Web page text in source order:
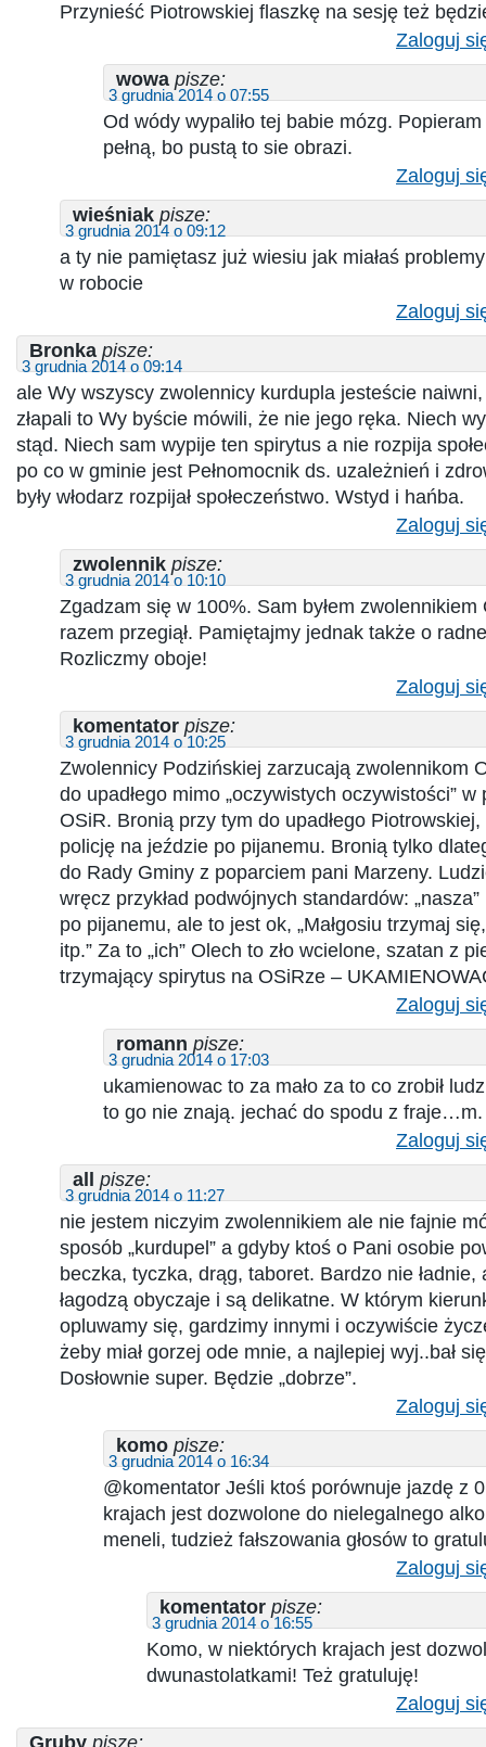
Przynieść Piotrowskiej flaszkę na sesję też
Zaloguj
wowa pisze:
3 grudnia 2014 o 07:55
Od wódy wypaliło tej babie mózg. Popieram
pełną, bo pustą to sie obrazi.
Zaloguj
wieśniak pisze:
3 grudnia 2014 o 09:12
a ty nie pamiętasz już wiesiu jak miałaś
w robocie
Zaloguj
Bronka pisze:
3 grudnia 2014 o 09:14
ale Wy wszyscy zwolennicy kurdupla jesteście
złapali to Wy byście mówili, że nie jego ręka. Niech
stąd. Niech sam wypije ten spirytus a nie rozpija
po co w gminie jest Pełnomocnik ds. uzależnień i
były włodarz rozpijał społeczeństwo. Wstyd i hańba.
Zaloguj
zwolennik pisze:
3 grudnia 2014 o 10:10
Zgadzam się w 100%. Sam byłem zwolennikiem
razem przegiął. Pamiętajmy jednak także o
Rozliczmy oboje!
Zaloguj
komentator pisze:
3 grudnia 2014 o 10:25
Zwolennicy Podzińskiej zarzucają zwolennikom
do upadłego mimo „oczywistych oczywistości”
OSiR. Bronią przy tym do upadłego Piotrowskiej,
policję na jeździe po pijanemu. Bronią tylko
do Rady Gminy z poparciem pani Marzeny.
wręcz przykład podwójnych standardów:
po pijanemu, ale to jest ok, „Małgosiu trzymaj
itp.” Za to „ich” Olech to zło wcielone, szatan z
trzymający spirytus na OSiRze –
Zaloguj
romann pisze:
3 grudnia 2014 o 17:03
ukamienowac to za mało za to co zrobił
to go nie znają. jechać do spodu z fraje…m.
Zaloguj
all pisze:
3 grudnia 2014 o 11:27
nie jestem niczyim zwolennikiem ale nie fajnie
sposób „kurdupel” a gdyby ktoś o Pani osobie
beczka, tyczka, drąg, taboret. Bardzo nie
łagodzą obyczaje i są delikatne. W którym
opluwamy się, gardzimy innymi i oczywiście
żeby miał gorzej ode mnie, a najlepiej wyj..bał
Dosłownie super. Będzie „dobrze”.
Zaloguj
komo pisze:
3 grudnia 2014 o 16:34
@komentator Jeśli ktoś porównuje jazdę z
krajach jest dozwolone do nielegalnego
meneli, tudzież fałszowania głosów to
Zaloguj
komentator pisze:
3 grudnia 2014 o 16:55
Komo, w niektórych krajach jest
dwunastolatkami! Też gratuluję!
Zaloguj
Gruby pisze: